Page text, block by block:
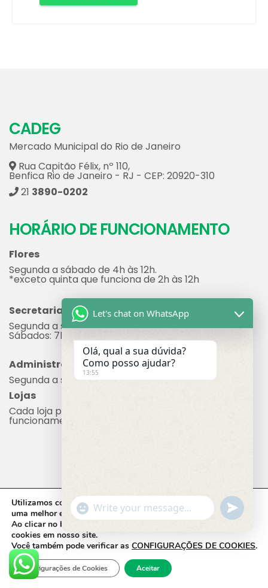
CADEG
Mercado Municipal do Rio de Janeiro
Rua Capitão Félix, nº 110,
Benfica Rio de Janeiro - RJ - CEP: 20920-310
21 3890-0202
HORÁRIO DE FUNCIONAMENTO
Flores
Segunda a sábado de 4h às 12h.
*exceto quinta que funciona de 2h às 12h
Secretaria
Segunda a sexta: 7h às 17h
Sábados: 7h às 12h
Administração
Segunda a sexta: 8h às 17h
Lojas
Cada loja possui seu próprio horário de
funcionamento.
CADEG © 2023 - Todos os direitos reservados.
Desenvolvido por Molin Space.
Utilizamos cookies em nosso site, que nos ajudam a oferecer
uma melhor experiência de navegação.
Ao clicar no botão
cookies em nosso site.
Você também pode verificar as CONFIGURAÇÕES DE COOKIES.
Aceitar
Configurações de Cookies
Let's chat on WhatsApp
Olá, qual a sua dúvida?
Como posso ajudar?
13:55
"+chaty_settings.lang.emoji_picker+"
WhatsApp Message